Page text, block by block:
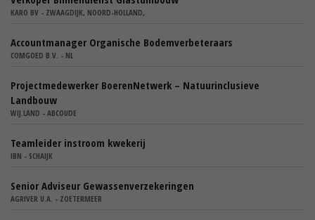
KARO BV - ZWAAGDIJK, NOORD-HOLLAND,
Accountmanager Organische Bodemverbeteraars
COMGOED B.V. - NL
Projectmedewerker BoerenNetwerk – Natuurinclusieve
Landbouw
WIJ.LAND - ABCOUDE
Teamleider instroom kwekerij
IBN - SCHAIJK
Senior Adviseur Gewassenverzekeringen
AGRIVER U.A. - ZOETERMEER